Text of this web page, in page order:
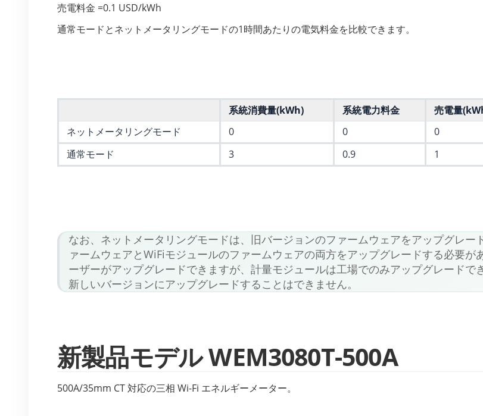
売電料金 =0.1 USD/kWh
通常モードとネットメータリングモードの1時間あたりの電気料金を比較できます。
系統消費量(kWh) 系統電力料金 売電量
ネットメータリングモード
0 0 0
通常モード
3 0.9 1
なお、ネットメータリングモードは、旧バージョンのファームウェアをアップグレ
ァームウェアとWiFiモジュールのファームウェアの両方をアップグレードする必要
ーザーがアップグレードできますが、計量モジュールは工場でのみアップグレード
新しいバージョンにアップグレードすることはできません。
新製品モデル WEM3080T-500A
500A/35mm CT 対応の三相 Wi-Fi エネルギーメーター。